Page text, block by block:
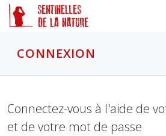
CONNEXION
Connectez-vous à l'aide de
et de votre mot de passe
Panneau de gestion des cookies